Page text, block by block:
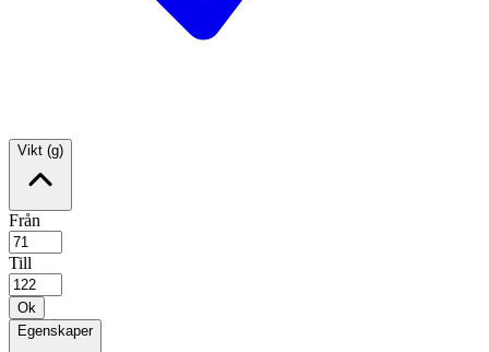
Vikt (g)
Från
Till
Ok
Egenskaper